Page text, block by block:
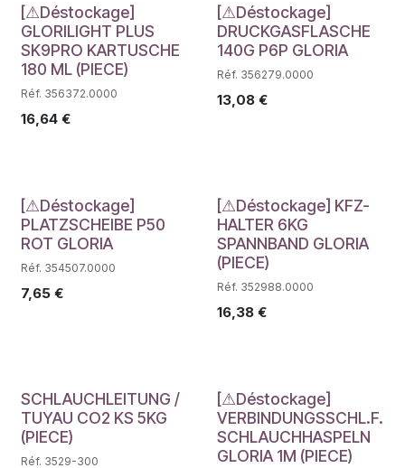
Déstockage
[⚠Déstockage]
GLORILIGHT PLUS
SK9PRO KARTUSCHE
180 ML (PIECE)
Réf. 356372.0000
16,64 €
Déstockage
[⚠Déstockage]
DRUCKGASFLASCHE
140G P6P GLORIA
Réf. 356279.0000
13,08€
Déstockage
[⚠Déstockage]
PLATZSCHEIBE P50
ROT GLORIA
Réf. 354507.0000
7,65 €
Déstockage
[⚠Déstockage] KFZ-
HALTER 6KG
SPANNBAND GLORIA
(PIECE)
Réf. 352988.0000
16,38€
SCHLAUCHLEITUNG /
TUYAU CO2 KS 5KG
(PIECE)
Réf. 3529-300
Déstockage
[⚠Déstockage]
VERBINDUNGSSCHL.F.
SCHLAUCHHASPELN
GLORIA 1M (PIECE)